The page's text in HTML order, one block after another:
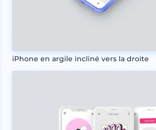
iPhone en argile incliné vers la droite